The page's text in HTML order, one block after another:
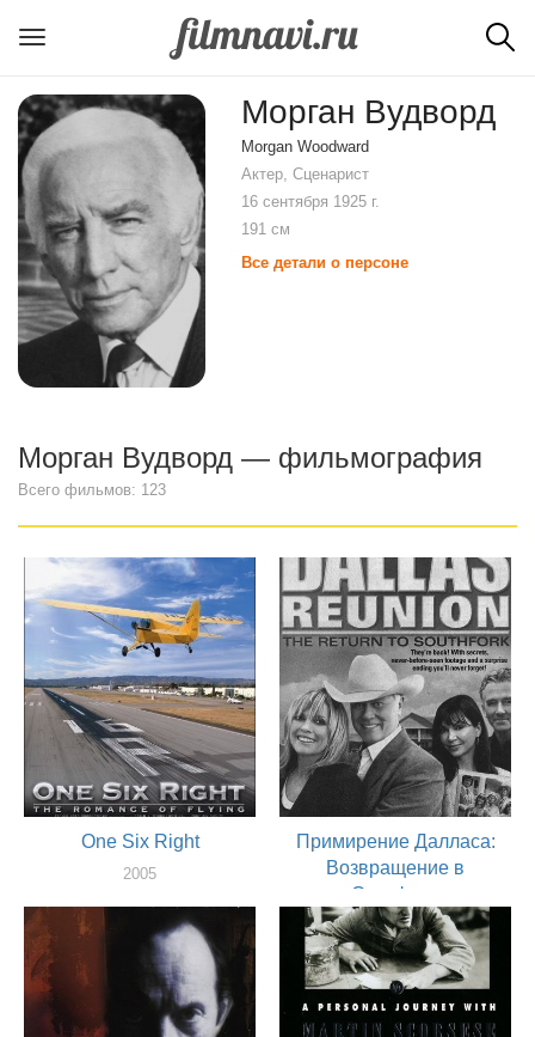
Морган Вудворд
Morgan Woodward
Актер, Сценарист
16 сентября 1925 г.
191 см
Все детали о персоне
Морган Вудворд — фильмография
Всего фильмов: 123
One Six Right
2005
Примирение Далласа:
Возвращение в
Саутфорк
2004
актер